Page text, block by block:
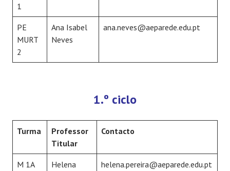
1
PE
MURT
2
Ana Isabel
Neves
ana.neves@aeparede.edu.pt
1.º ciclo
Turma
Professor
Titular
Contacto
M 1A Helena helena.pereira@aeparede.edu.pt